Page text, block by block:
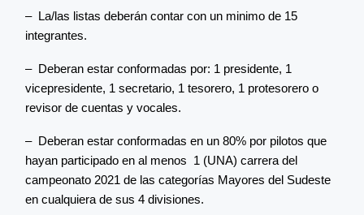
– La/las listas deberán contar con un minimo de 15
integrantes.
– Deberan estar conformadas por: 1 presidente, 1
vicepresidente, 1 secretario, 1 tesorero, 1 protesorero o
revisor de cuentas y vocales.
– Deberan estar conformadas en un 80% por pilotos que
hayan participado en al menos 1 (UNA) carrera del
campeonato 2021 de las categorías Mayores del Sudeste
en cualquiera de sus 4 divisiones.